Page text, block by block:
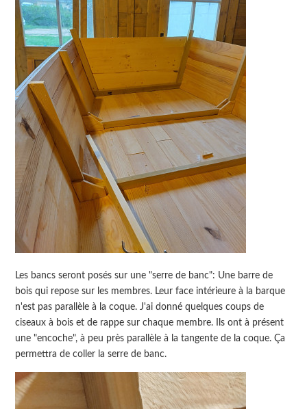
Les bancs seront posés sur une "serre de banc": Une barre de
bois qui repose sur les membres. Leur face intérieure à la barque
n'est pas parallèle à la coque. J'ai donné quelques coups de
ciseaux à bois et de rappe sur chaque membre. Ils ont à présent
une "encoche", à peu près parallèle à la tangente de la coque. Ça
permettra de coller la serre de banc.